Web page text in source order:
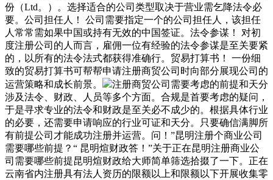
份（Ltd。）。选择适合的公司类型取决于营业需乞降法令必
要。公司担任人！ 公司需要指定一个的公司担任人，该担任
人常常需如果中国或持有无效的中国签证。法令参谋！ 对初
度注册公司的人而言，雇佣一位有经验的法令参谋是至关要紧
的，以所有的法令法式都获得准确行。贸易打算书！ 一份细
致的贸易打算书可帮帮申请注册商贸公司时向部分展现公司的
运营策略和成长前景。
注册商贸公司需要考虑的前提和天分
涉及法令、财政、人员等多个方面。合规是首要考虑的疑问，
于是寻求专业的法令和财政是至关必不成少的。根据具体行业
的必要，还需要申请响应的行业可证和天分。只要确信满脚所
有前提公司才能成功注册并运营。问！”昆明注册个商业公司
需要哪些前提？“ 昆明煊财政答！”关于正在昆明注册商业公
司需要哪些前提昆明煊财政给大师简单筛选拾掇了一下。正在
云南省内注册具有法人资历的限额以上和限额以下开展收集零